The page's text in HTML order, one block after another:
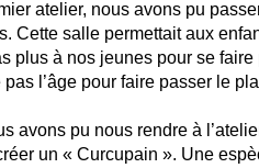
atelier, nous avons pu
Cette salle permettait aux
plus à nos jeunes pour se
pas l’âge pour faire passer le
avons pu nous rendre à
un « Curcupain ». Une